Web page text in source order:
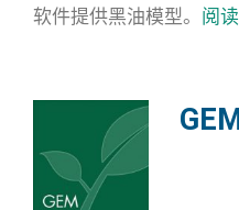
软件提供黑油模型。 阅